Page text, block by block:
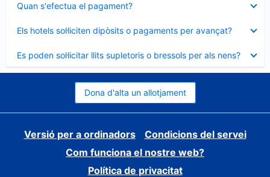
Quan s'efectua el pagament?
tancat
Els hotels sol·liciten dipòsits o pagaments per avançat?
tancat
Es poden sol·licitar llits supletoris o bressols per als nens?
tancat
Dona d'alta un allotjament
Versió per a ordinadors
Condicions del servei
Com funciona el nostre web?
Política de privacitat